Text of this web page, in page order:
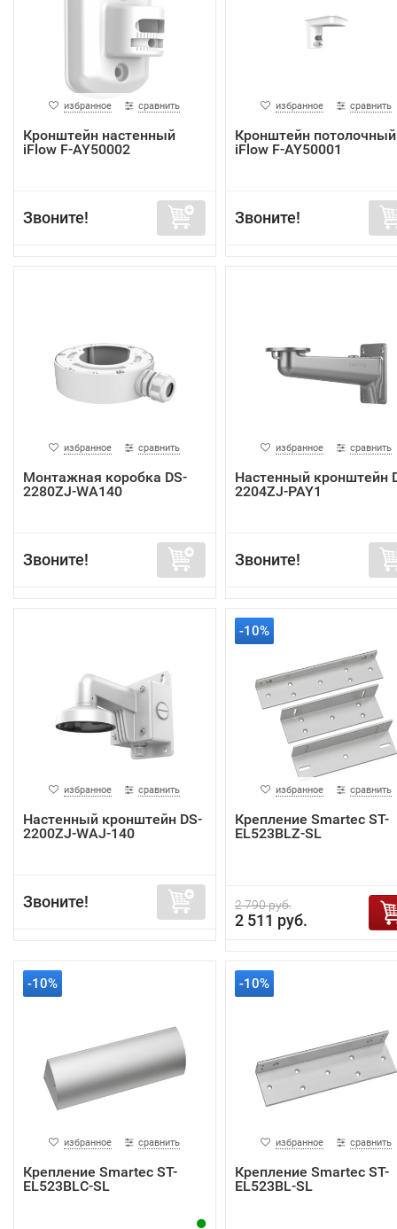
избранное сравнить
Кронштейн настенный
iFlow F-AY50002
Звоните!
избранное сравнить
Кронштейн потолочный
iFlow F-AY50001
Звоните!
избранное сравнить
Монтажная коробка DS-
2280ZJ-WA140
Звоните!
избранное сравнить
Настенный кронштейн
2204ZJ-PAY1
Звоните!
избранное сравнить
Настенный кронштейн DS-
2200ZJ-WAJ-140
Звоните!
-10%
избранное сравнить
Крепление Smartec ST-
EL523BLZ-SL
2 790 руб.
2 511 руб.
-10%
избранное сравнить
Крепление Smartec ST-
EL523BLC-SL
-10%
избранное сравнить
Крепление Smartec ST-
EL523BL-SL